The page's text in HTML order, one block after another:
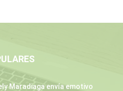
Maradiaga envía emotivo